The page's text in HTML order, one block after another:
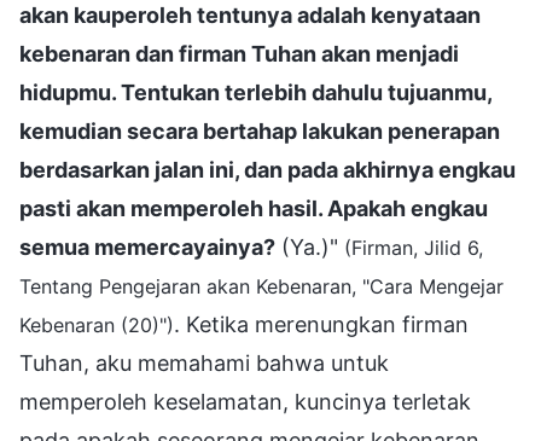
akan kauperoleh tentunya adalah kenyataan
kebenaran dan firman Tuhan akan menjadi
hidupmu. Tentukan terlebih dahulu tujuanmu,
kemudian secara bertahap lakukan penerapan
berdasarkan jalan ini, dan pada akhirnya engkau
pasti akan memperoleh hasil. Apakah engkau
semua memercayainya? (Ya.)" (Firman, Jilid 6,
Tentang Pengejaran akan Kebenaran, "Cara Mengejar
Kebenaran (20)"). Ketika merenungkan firman
Tuhan, aku memahami bahwa untuk
memperoleh keselamatan, kuncinya terletak